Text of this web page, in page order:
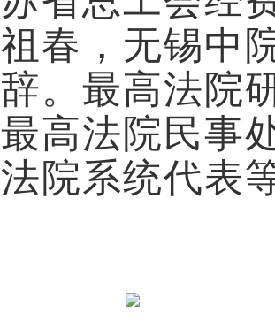
祖春，无锡中
辞。最高法院
最高法院民事
法院系统代表